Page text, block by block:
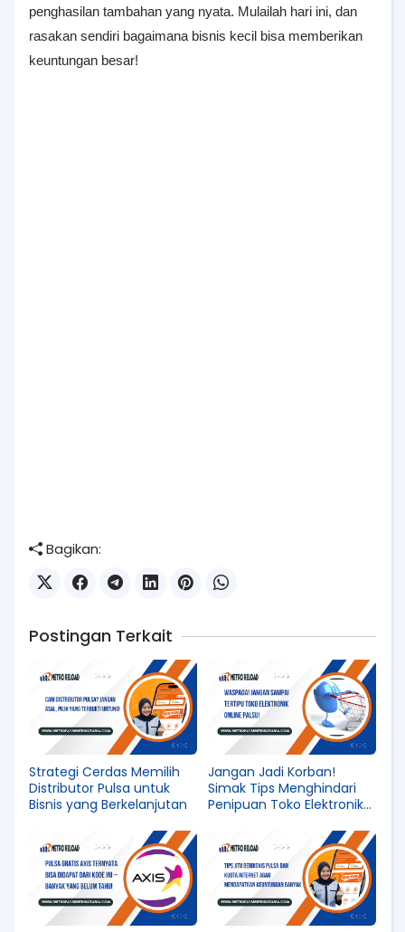
penghasilan tambahan yang nyata. Mulailah hari ini, dan
rasakan sendiri bagaimana bisnis kecil bisa memberikan
keuntungan besar!
Bagikan:
Postingan Terkait
Strategi Cerdas Memilih
Distributor Pulsa untuk
Bisnis yang Berkelanjutan
Jangan Jadi Korban!
Simak Tips Menghindari
Penipuan Toko Elektronik